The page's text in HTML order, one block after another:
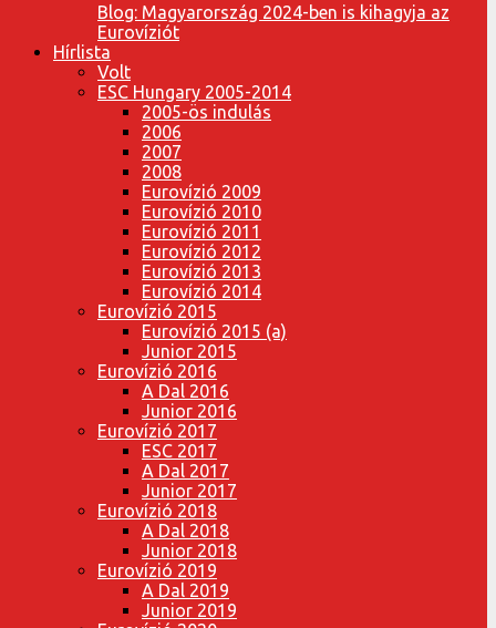
Blog: Magyarország 2024-ben is kihagyja az
Eurovíziót
Hírlista
Volt
ESC Hungary 2005-2014
2005-ös indulás
2006
2007
2008
Eurovízió 2009
Eurovízió 2010
Eurovízió 2011
Eurovízió 2012
Eurovízió 2013
Eurovízió 2014
Eurovízió 2015
Eurovízió 2015 (a)
Junior 2015
Eurovízió 2016
A Dal 2016
Junior 2016
Eurovízió 2017
ESC 2017
A Dal 2017
Junior 2017
Eurovízió 2018
A Dal 2018
Junior 2018
Eurovízió 2019
A Dal 2019
Junior 2019